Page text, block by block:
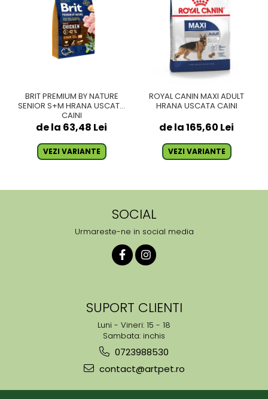
BRIT PREMIUM BY NATURE
SENIOR S+M HRANA USCATA
CAINI
de la 63,48 Lei
VEZI VARIANTE
ROYAL CANIN MAXI ADULT
HRANA USCATA CAINI
de la 165,60 Lei
VEZI VARIANTE
SOCIAL
Urmareste-ne in social media
SUPORT CLIENTI
Luni - Vineri: 15 - 18
Sambata: inchis
0723988530
contact@artpet.ro